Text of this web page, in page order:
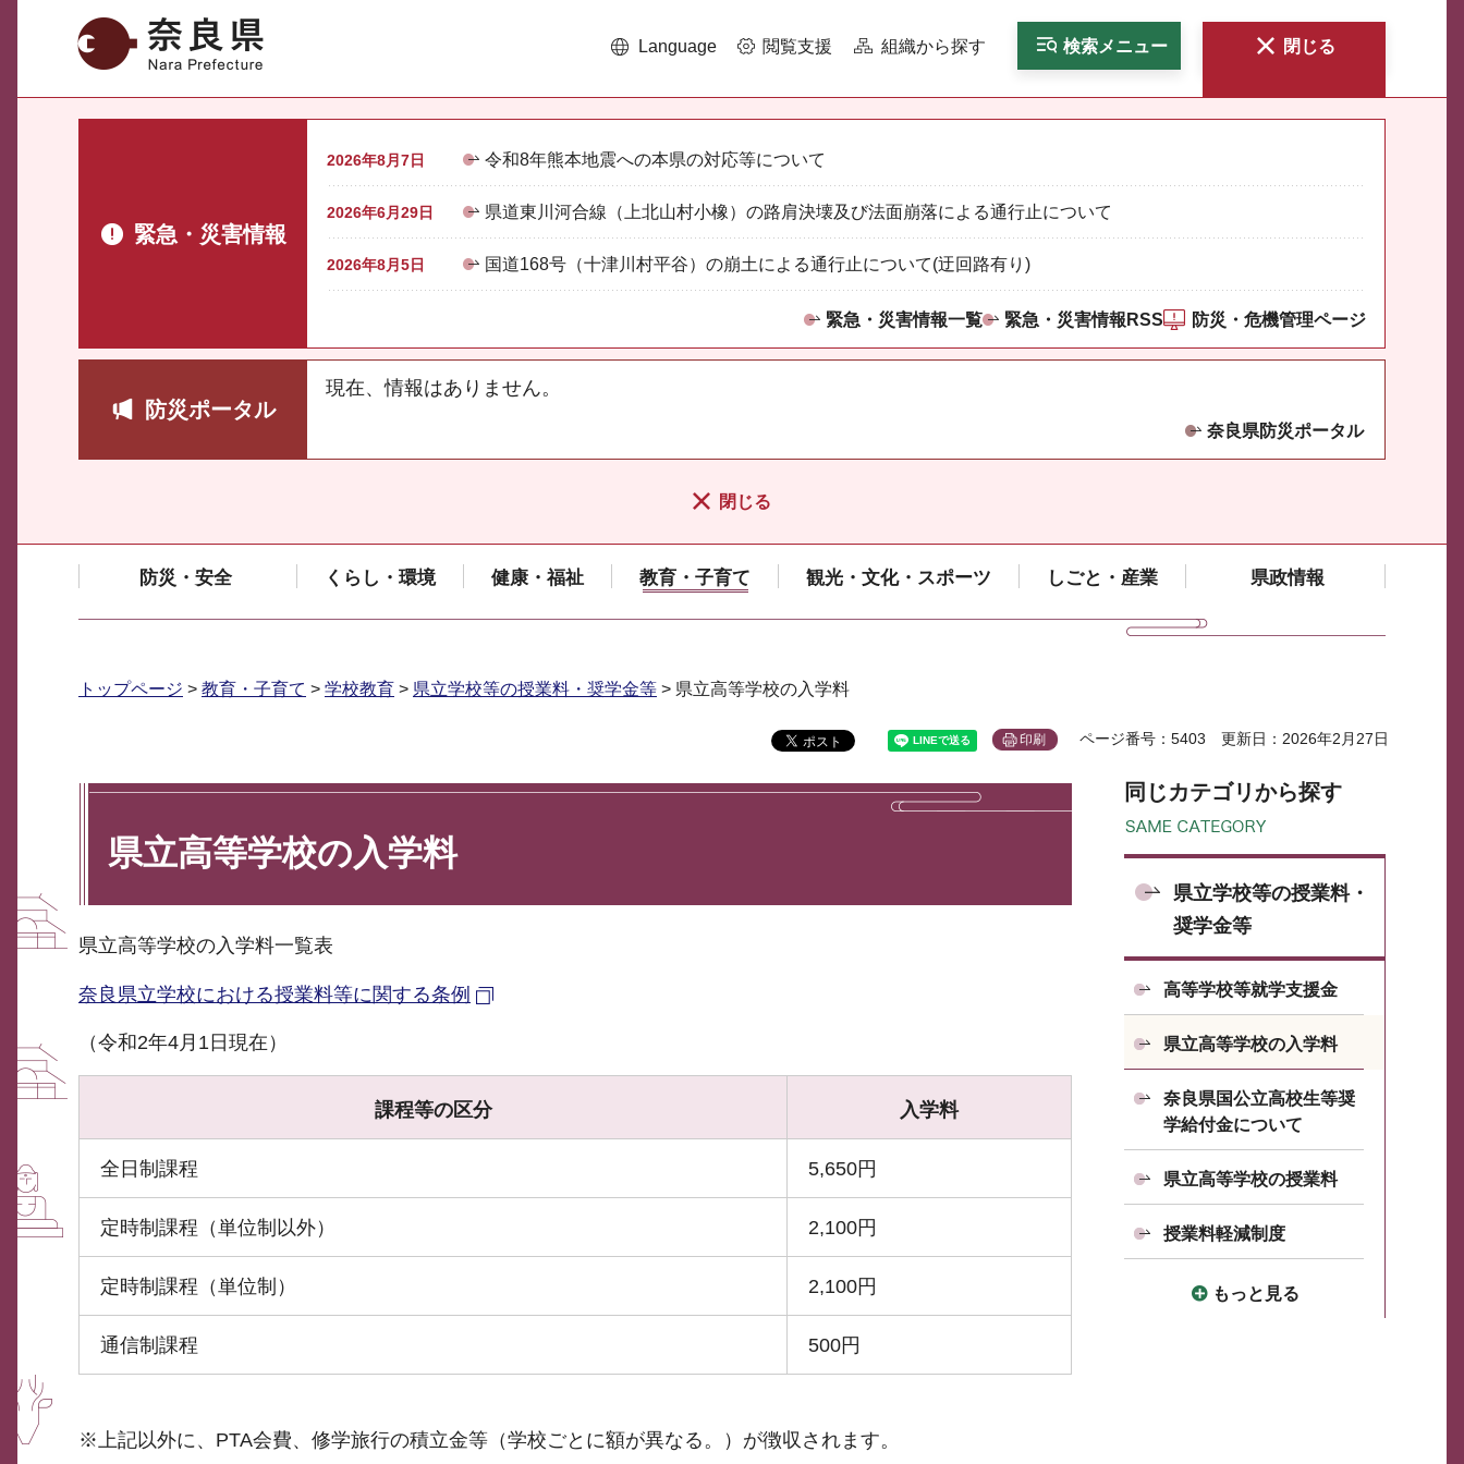
奈良県 Language 閲覧支援 組織から探す 検索メニュー 閉じる
緊急・災害情報
2026年8月7日 令和8年熊本地震への本県の対応等について
2026年6月29日 県道東川河合線（上北山村小橡）の路肩決壊及び法面崩落による通行止について
2026年8月5日 国道168号（十津川村平谷）の崩土による通行止について(迂回路有り)
緊急・災害情報一覧 緊急・災害情報RSS 防災・危機管理ページ
防災ポータル
現在、情報はありません。
奈良県防災ポータル
閉じる
防災・安全 くらし・環境 健康・福祉 教育・子育て 観光・文化・スポーツ しごと・産業 県政情報
トップページ > 教育・子育て > 学校教育 > 県立学校等の授業料・奨学金等 > 県立高等学校の入学料
印刷 ページ番号：5403 更新日：2026年2月27日
県立高等学校の入学料
県立高等学校の入学料一覧表
奈良県立学校における授業料等に関する条例
（令和2年4月1日現在）
課程等の区分 入学料
全日制課程 5,650円
定時制課程（単位制以外） 2,100円
定時制課程（単位制） 2,100円
通信制課程 500円
※上記以外に、PTA会費、修学旅行の積立金等（学校ごとに額が異なる。）が徴収されます。
同じカテゴリから探す
県立学校等の授業料・
奨学金等
高等学校等就学支援金
県立高等学校の入学料
奈良県国公立高校生等奨
学給付金について
県立高等学校の授業料
授業料軽減制度
もっと見る